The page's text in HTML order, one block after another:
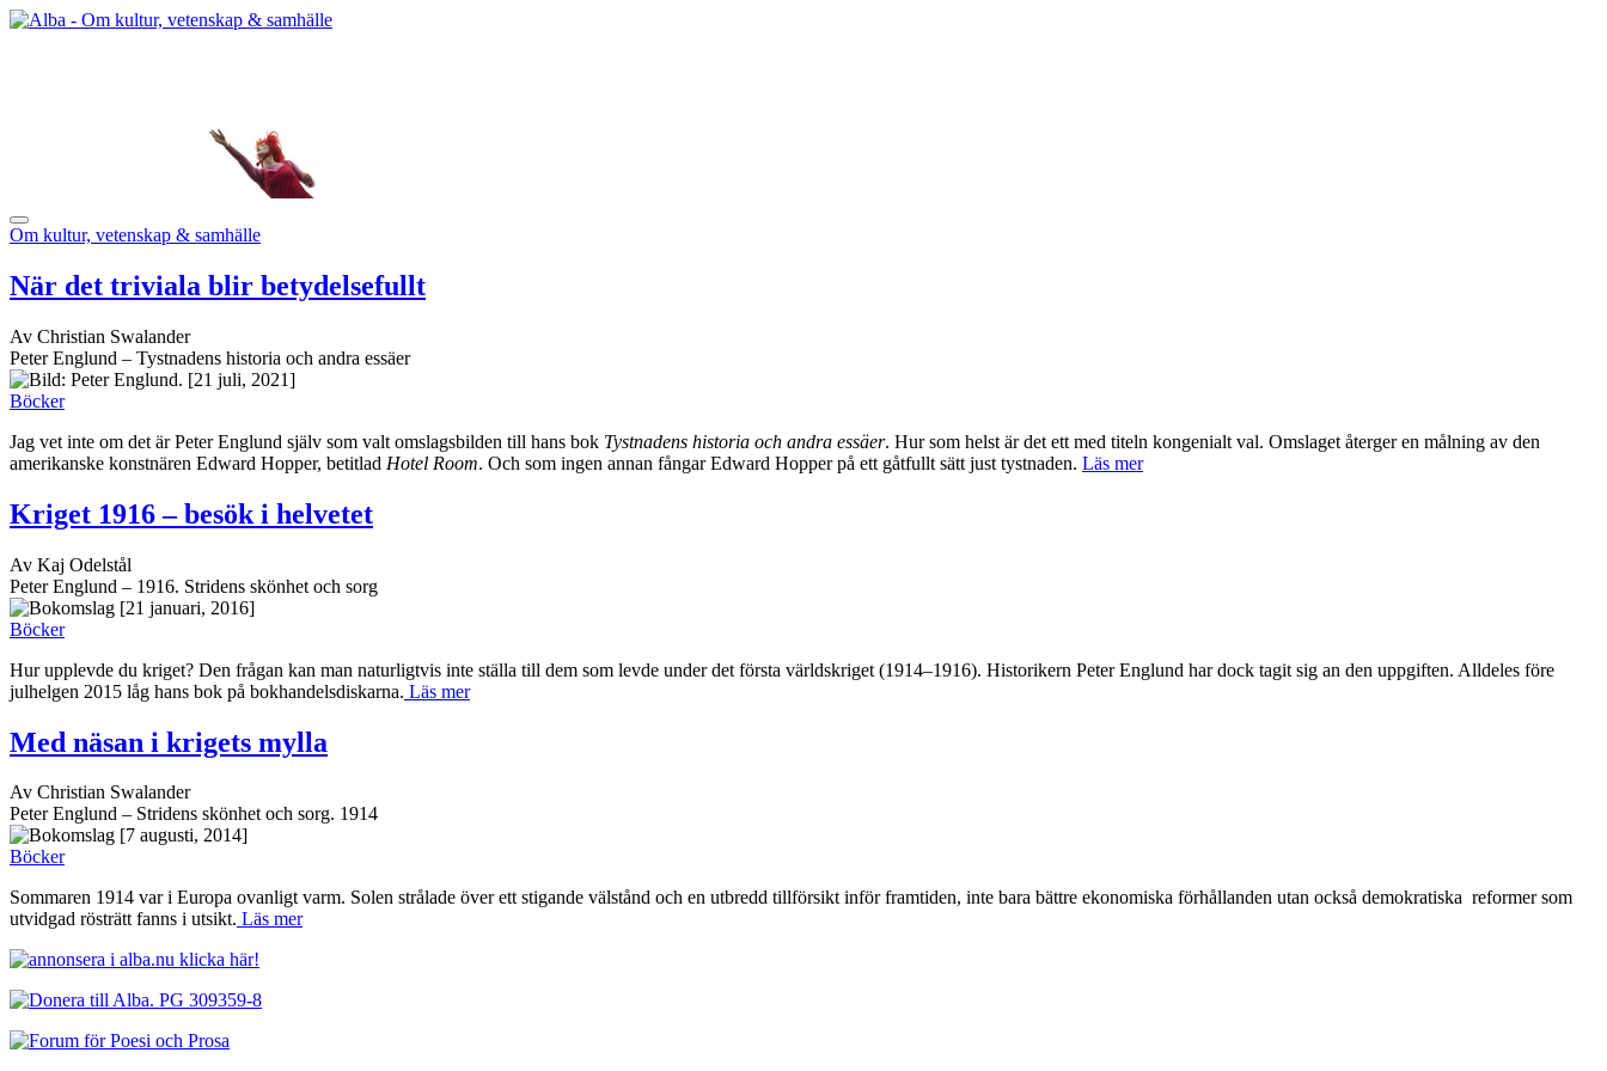
Om kultur, vetenskap & samhälle
När det triviala blir betydelsefullt
Av Christian Swalander
Peter Englund – Tystnadens historia och andra essäer
[21 juli, 2021]
Böcker
Jag vet inte om det är Peter Englund själv som valt omslagsbilden till hans bok Tystnadens historia och andra essäer. Hur som helst är det ett med titeln kongenialt val. Omslaget återger en målning av den
amerikanske konstnären Edward Hopper, betitlad Hotel Room. Och som ingen annan fångar Edward Hopper på ett gåtfullt sätt just tystnaden. Läs mer
Kriget 1916 – besök i helvetet
Av Kaj Odelstål
Peter Englund – 1916. Stridens skönhet och sorg
[21 januari, 2016]
Böcker
Hur upplevde du kriget? Den frågan kan man naturligtvis inte ställa till dem som levde under det första världskriget (1914–1916). Historikern Peter Englund har dock tagit sig an den uppgiften. Alldeles före
julhelgen 2015 låg hans bok på bokhandelsdiskarna. Läs mer
Med näsan i krigets mylla
Av Christian Swalander
Peter Englund – Stridens skönhet och sorg. 1914
[7 augusti, 2014]
Böcker
Sommaren 1914 var i Europa ovanligt varm. Solen strålade över ett stigande välstånd och en utbredd tillförsikt inför framtiden, inte bara bättre ekonomiska förhållanden utan också demokratiska reformer som
utvidgad rösträtt fanns i utsikt. Läs mer